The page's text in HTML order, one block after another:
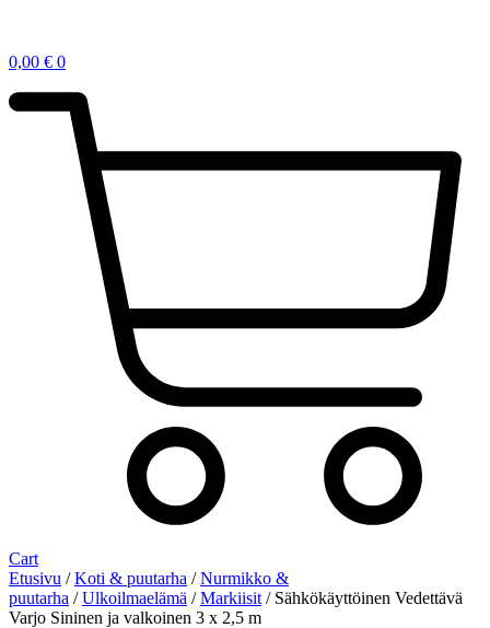
0,00 € 0
Cart
Etusivu /Koti & puutarha /Nurmikko &
puutarha /Ulkoilmaelämä /Markiisit / Sähkökäyttöinen Vedettävä
Varjo Sininen ja valkoinen 3 x 2,5 m